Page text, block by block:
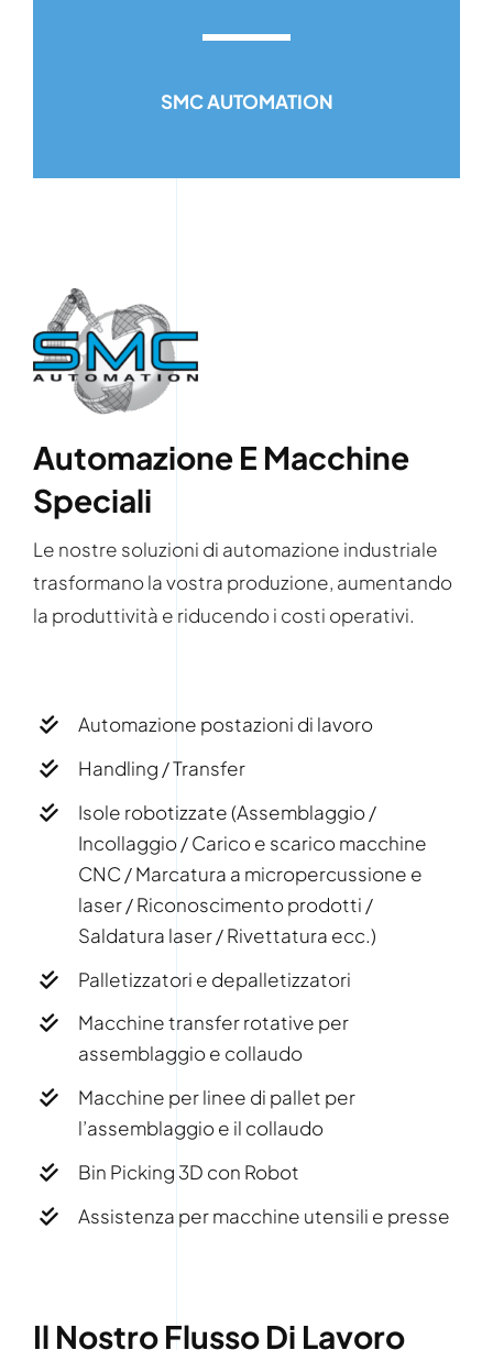
SMC AUTOMATION
Automazione E Macchine
Speciali
Le nostre soluzioni di automazione industriale
trasformano la vostra produzione, aumentando
la produttività e riducendo i costi operativi.
Automazione postazioni di lavoro
Handling / Transfer
Isole robotizzate (Assemblaggio /
Incollaggio / Carico e scarico macchine
CNC / Marcatura a micropercussione e
laser / Riconoscimento prodotti /
Saldatura laser / Rivettatura ecc.)
Palletizzatori e depalletizzatori
Macchine transfer rotative per
assemblaggio e collaudo
Macchine per linee di pallet per
l’assemblaggio e il collaudo
Bin Picking 3D con Robot
Assistenza per macchine utensili e presse
Il Nostro Flusso Di Lavoro